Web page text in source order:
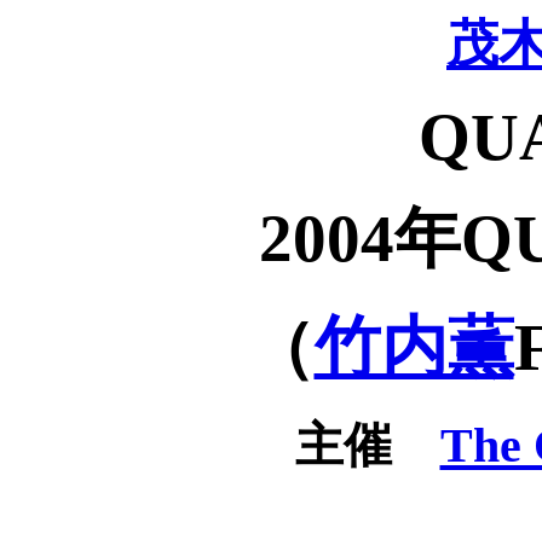
茂
2004年
（竹内薫
主催 The